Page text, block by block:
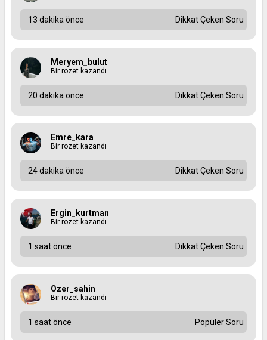
13 dakika önce Dikkat Çeken Soru
Meryem_bulut
Bir rozet kazandı
20 dakika önce Dikkat Çeken Soru
Emre_kara
Bir rozet kazandı
24 dakika önce Dikkat Çeken Soru
Ergin_kurtman
Bir rozet kazandı
1 saat önce Dikkat Çeken Soru
Ozer_sahin
Bir rozet kazandı
1 saat önce Popüler Soru